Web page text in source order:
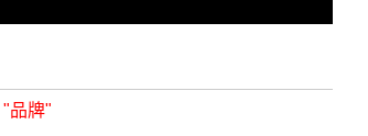
"品牌"